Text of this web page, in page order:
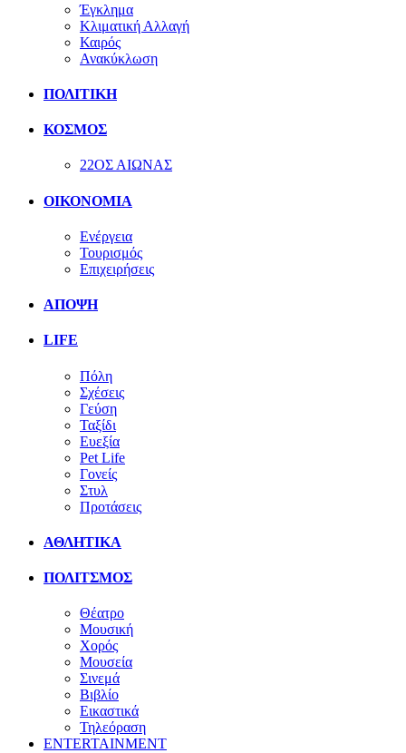
Έγκλημα
Κλιματική Αλλαγή
Καιρός
Ανακύκλωση
ΠΟΛΙΤΙΚΗ
ΚΟΣΜΟΣ
22ΟΣ ΑΙΩΝΑΣ
ΟΙΚΟΝΟΜΙΑ
Ενέργεια
Τουρισμός
Επιχειρήσεις
ΑΠΟΨΗ
LIFE
Πόλη
Σχέσεις
Γεύση
Ταξίδι
Ευεξία
Pet Life
Γονείς
Στυλ
Προτάσεις
ΑΘΛΗΤΙΚΑ
ΠΟΛΙΤΣΜΟΣ
Θέατρο
Μουσική
Χορός
Μουσεία
Σινεμά
Βιβλίο
Εικαστικά
Τηλεόραση
ENTERTAINMENT